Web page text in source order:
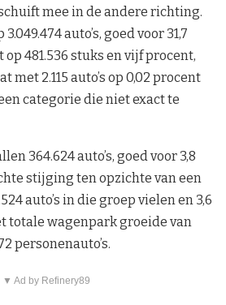
mee in de andere richting.
auto’s, goed voor 31,7
481.536 stuks en vijf procent,
2.115 auto’s op 0,02 procent
categorie die niet exact te
364.624 auto’s, goed voor 3,8
stijging ten opzichte van een
auto’s in die groep vielen en 3,6
totale wagenpark groeide van
personenauto’s.
▼ Ad by Refinery89